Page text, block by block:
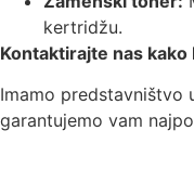
kertridžu.
Kontaktirajte nas
Imamo predstavništvo
garantujemo vam